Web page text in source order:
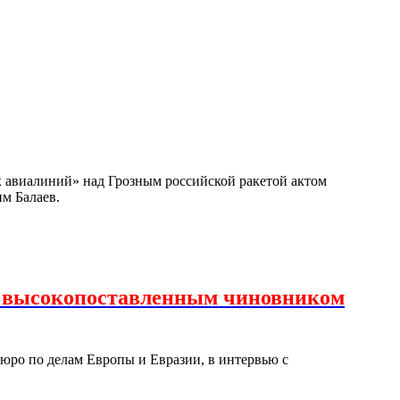
над Грозным российской ракетой актом
Балаев.
чиновником
по делам Европы и Евразии, в интервью с